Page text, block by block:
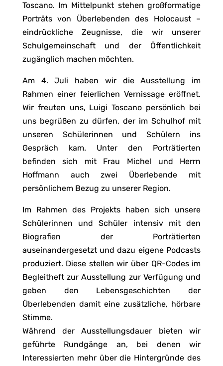
Toscano. Im Mittelpunkt stehen großformatige
Porträts von Überlebenden des Holocaust –
eindrückliche Zeugnisse, die wir unserer
Schulgemeinschaft und der Öffentlichkeit
zugänglich machen möchten.
Am 4. Juli haben wir die Ausstellung im
Rahmen einer feierlichen Vernissage eröffnet.
Wir freuten uns, Luigi Toscano persönlich bei
uns begrüßen zu dürfen, der im Schulhof mit
unseren Schülerinnen und Schülern ins
Gespräch kam. Unter den Porträtierten
befinden sich mit Frau Michel und Herrn
Hoffmann auch zwei Überlebende mit
persönlichem Bezug zu unserer Region.
Im Rahmen des Projekts haben sich unsere
Schülerinnen und Schüler intensiv mit den
Biografien der Porträtierten
auseinandergesetzt und dazu eigene Podcasts
produziert. Diese stellen wir über QR-Codes im
Begleitheft zur Ausstellung zur Verfügung und
geben den Lebensgeschichten der
Überlebenden damit eine zusätzliche, hörbare
Stimme.
Während der Ausstellungsdauer bieten wir
geführte Rundgänge an, bei denen wir
Interessierten mehr über die Hintergründe des